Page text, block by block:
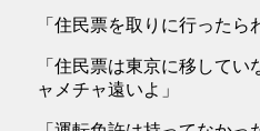
「住民票を取りに行ったら
「住民票は東京に移して
ャメチャ遠いよ」